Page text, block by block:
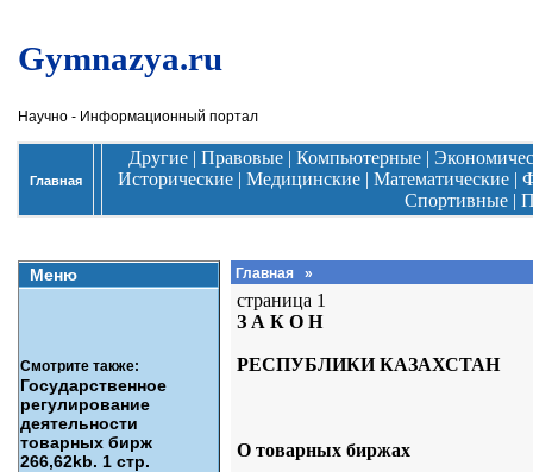
Gymnazya.ru
Научно - Информационный портал
Главная
Другие | Правовые | Компьютерные |
Исторические| Медицинские| Математические|
Спортивные|
Меню
Смотрите также:
Государственное
регулирование
деятельности
товарных бирж
266,62kb. 1 стр.
Главная »
страница 1
З А К О Н
РЕСПУБЛИКИ КАЗАХСТАН
О товарных биржах